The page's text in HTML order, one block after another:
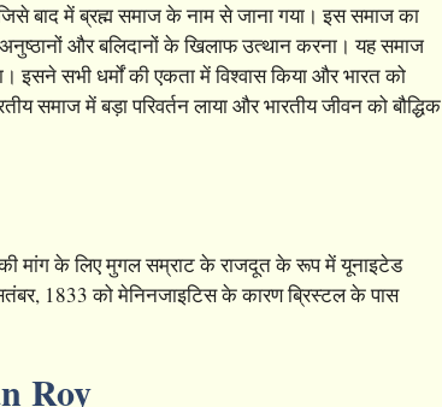
बाद में ब्रह्म समाज के नाम से जाना गया। इस समाज का
और बलिदानों के खिलाफ उत्थान करना। यह समाज
इसने सभी धर्मों की एकता में विश्वास किया और भारत को
समाज में बड़ा परिवर्तन लाया और भारतीय जीवन को बौद्धिक
की मांग के लिए मुगल सम्राट के राजदूत के रूप में यूनाइटेड
1833 को मेनिनजाइटिस के कारण ब्रिस्टल के पास
Roy